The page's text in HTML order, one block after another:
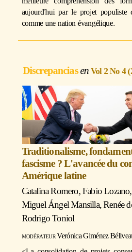
aujourd'hui par le projet populiste
comme une nation évangélique.
Discrepancias Vol 2 No 4
Traditionalisme,
fascisme ? L'avancée du
Amérique latine
Catalina Romero,Fabio Lozano,
Miguel Ángel Mansilla,Renée
Rodrigo Toniol
modérateurVerónica Giménez